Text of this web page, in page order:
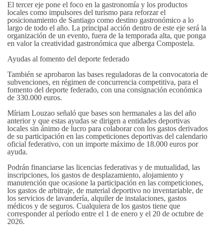
El tercer eje pone el foco en la gastronomía y los productos
locales como impulsores del turismo para reforzar el
posicionamiento de Santiago como destino gastronómico a lo
largo de todo el año. La principal acción dentro de este eje será la
organización de un evento, fuera de la temporada alta, que ponga
en valor la creatividad gastronómica que alberga Compostela.
Ayudas al fomento del deporte federado
También se aprobaron las bases reguladoras de la convocatoria de
subvenciones, en régimen de concurrencia competitiva, para el
fomento del deporte federado, con una consignación económica
de 330.000 euros.
Míriam Louzao señaló que bases son hermanales a las del año
anterior y que estas ayudas se dirigen a entidades deportivas
locales sin ánimo de lucro para colaborar con los gastos derivados
de su participación en las competiciones deportivas del calendario
oficial federativo, con un importe máximo de 18.000 euros por
ayuda.
Podrán financiarse las licencias federativas y de mutualidad, las
inscripciones, los gastos de desplazamiento, alojamiento y
manutención que ocasione la participación en las competiciones,
los gastos de arbitraje, de material deportivo no inventariable, de
los servicios de lavandería, alquiler de instalaciones, gastos
médicos y de seguros. Cualquiera de los gastos tiene que
corresponder al período entre el 1 de enero y el 20 de octubre de
2026.